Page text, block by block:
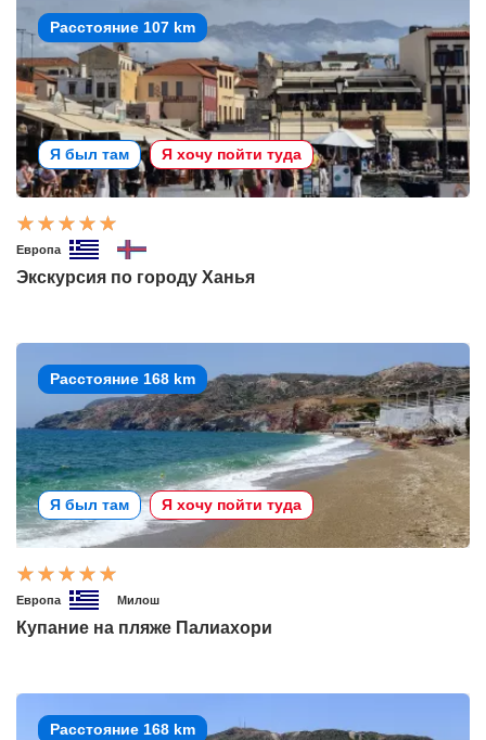
Расстояние 107 km
Я был там Я хочу пойти туда
Европа
Экскурсия по городу Ханья
Расстояние 168 km
Я был там Я хочу пойти туда
Европа Милош
Купание на пляже Палиахори
Расстояние 168 km